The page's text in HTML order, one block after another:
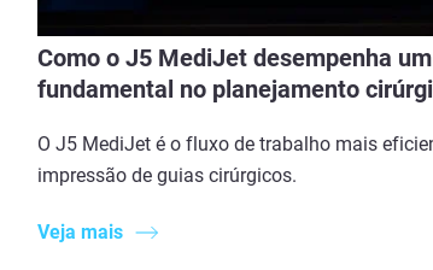
Como o J5 MediJet desempenha um
fundamental no planejamento
O J5 MediJet é o fluxo de trabalho mais
impressão de guias cirúrgicos.
Veja mais